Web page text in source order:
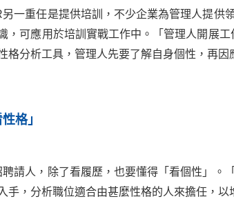
另一重任是提供培訓，不少企業為管理人提供
，可應用於培訓實戰工作中。「管理人開展
格分析工具，管理人先要了解自身個性，再
格」
聘請人，除了看履歷，也要懂得「看個性」。
手，分析職位適合由甚麼性格的人來擔任，以